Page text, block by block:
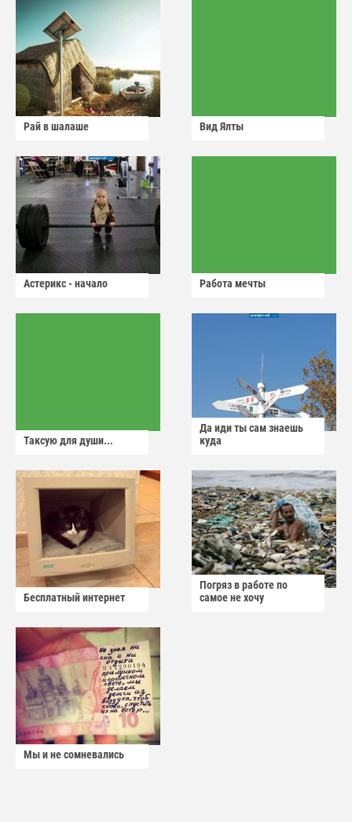
Рай в шалаше Вид Ялты
Астерикс - начало Работа мечты
Таксую для души...
Да иди ты сам знаешь
куда
Бесплатный интернет
Погряз в работе по
самое не хочу
Мы и не сомневались